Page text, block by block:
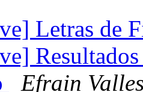
Letras de
Efrain